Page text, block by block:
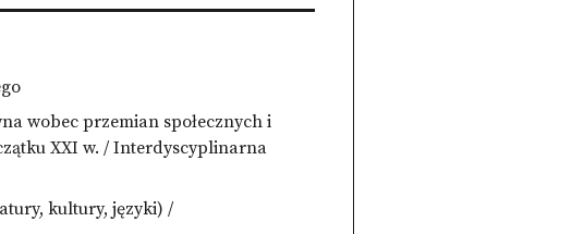
wobec przemian społecznych i
XXI w. / Interdyscyplinarna
kultury, języki) /